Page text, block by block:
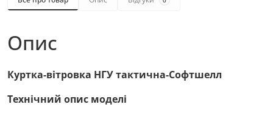
Опис
Куртка-вітровка НГУ тактична-Софтшелл
Технічний опис моделі